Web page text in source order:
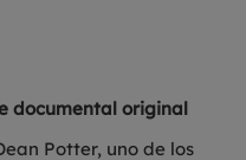
documental original
Potter, uno de los